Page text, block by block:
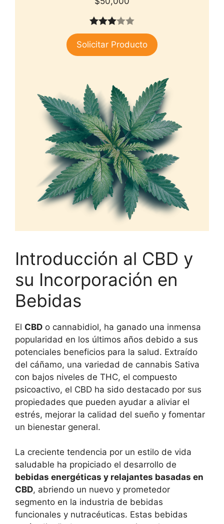
3.00
de 5
Solicitar Producto
Introducción al CBD y
su Incorporación en
Bebidas
El CBD o cannabidiol, ha ganado una inmensa
popularidad en los últimos años debido a sus
potenciales beneficios para la salud. Extraído
del cáñamo, una variedad de cannabis Sativa
con bajos niveles de THC, el compuesto
psicoactivo, el CBD ha sido destacado por sus
propiedades que pueden ayudar a aliviar el
estrés, mejorar la calidad del sueño y fomentar
un bienestar general.
La creciente tendencia por un estilo de vida
saludable ha propiciado el desarrollo de
bebidas energéticas y relajantes basadas en
CBD, abriendo un nuevo y prometedor
segmento en la industria de bebidas
funcionales y nutracéuticas. Estas bebidas